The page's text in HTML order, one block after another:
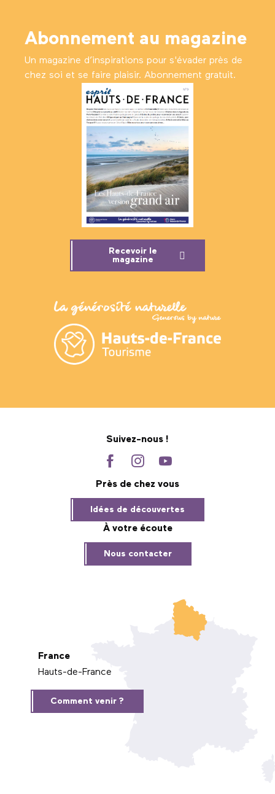
Abonnement au magazine
Un magazine d’inspirations pour s'évader près de
chez soi et se faire plaisir. Abonnement gratuit.
Recevoir le
magazine
Suivez-nous !
Près de chez vous
Idées de découvertes
À votre écoute
Nous contacter
France
Hauts-de-France
Comment venir ?